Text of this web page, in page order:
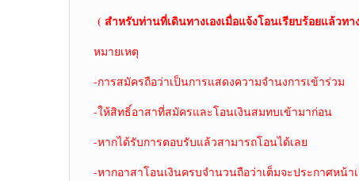
( สำหรับท่านที่เดินทางเองเมื่อแจ้งโอนเรียบร้อยแล้วท
หมายเหตุ
-การสมัครถือว่าเป็นการแสดงความจำนงการเข้าร่วม
-ให้สิทธิ์อาสาที่สมัครและโอนเงินสมทบเข้ามาก่อน
-หากได้รับการตอบรับแล้วสามารถโอนได้เลย
-หากอาสาโอนเงินครบจำนวนถือว่าเต็มจะประกาศหน้า